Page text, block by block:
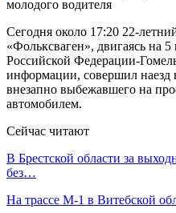
Сегодня около 17:20 22-
«Фольксваген», двигаясь на
Российской Федерации-
информации, совершил наезд
внезапно выбежавшего на
автомобилем.
Сейчас читают
В Брестской области за
без…
На трассе М-1 в Витебской